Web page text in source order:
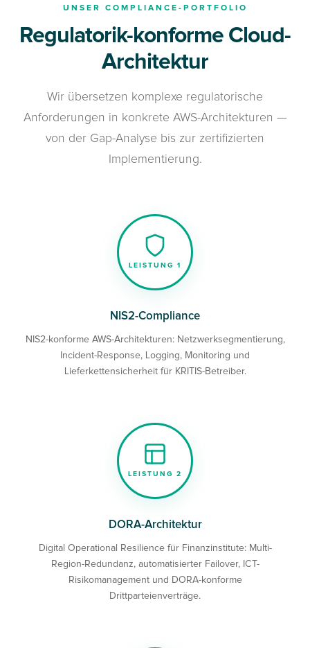
UNSER COMPLIANCE-PORTFOLIO
Regulatorik-konforme Cloud-
Architektur
Wir übersetzen komplexe regulatorische
Anforderungen in konkrete AWS-Architekturen —
von der Gap-Analyse bis zur zertifizierten
Implementierung.
LEISTUNG 1
NIS2-Compliance
NIS2-konforme AWS-Architekturen: Netzwerksegmentierung,
Incident-Response, Logging, Monitoring und
Lieferkettensicherheit für KRITIS-Betreiber.
LEISTUNG 2
DORA-Architektur
Digital Operational Resilience für Finanzinstitute: Multi-
Region-Redundanz, automatisierter Failover, ICT-
Risikomanagement und DORA-konforme
Drittparteienverträge.